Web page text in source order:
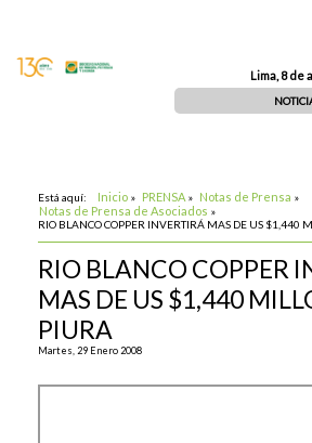
Lima, 8 de
Está aquí: Inicio » PRENSA » Notas de Prensa »
Notas de Prensa de Asociados »
RIO BLANCO COPPER INVERTIRÁ MAS DE US $1,440
RIO BLANCO COPPER
MAS DE US $1,440
PIURA
Martes, 29 Enero 2008